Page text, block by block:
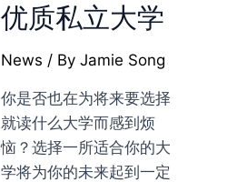
优质私立大学
News / ByJamie Song
你是否也在为将来要选择
就读什么大学而感到烦
恼？选择一所适合你的大
学将为你的未来起到一定